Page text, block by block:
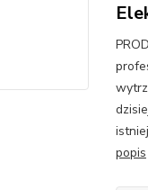
popis